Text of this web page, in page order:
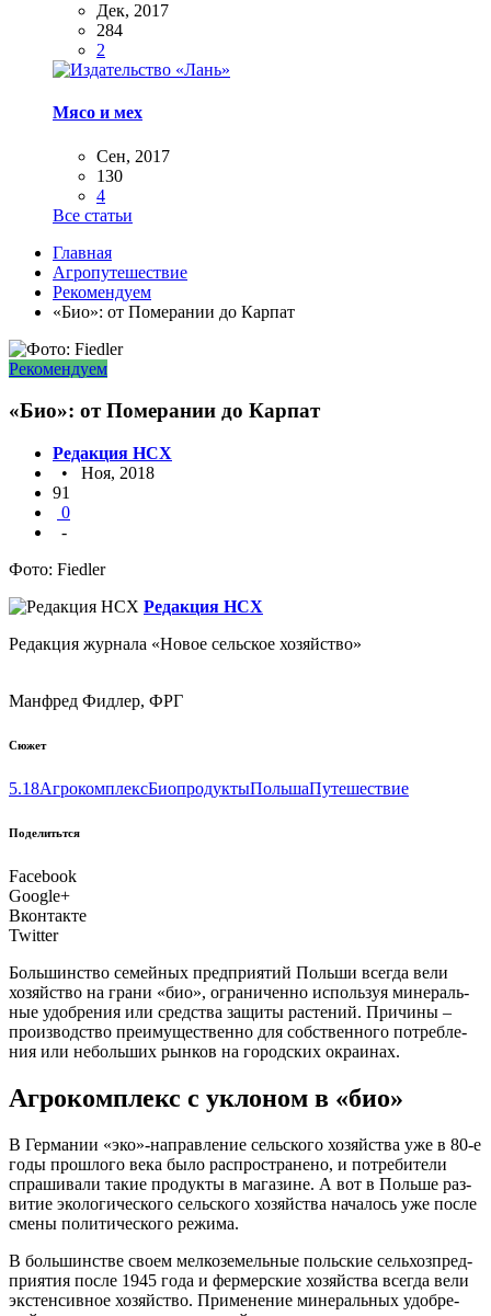
Дек, 2017
284
2
Мясо и мех
Сен, 2017
130
4
Все статьи
Главная
Агропутешествие
Рекомендуем
«Био»: от Померании до Карпат
Рекомендуем
«Био»: от Померании до Карпат
Редакция НСХ
• Ноя, 2018
91
0
-
Фото: Fiedler
Редакция НСХ
Редакция журнала «Новое сельское хозяйство»
Манфред Фидлер, ФРГ
Сюжет
5.18АгрокомплексБиопродуктыПольшаПутешествие
Поделитьтся
Facebook
Google+
Вконтакте
Twitter
Боль­шин­ство семей­ных пред­при­я­тий Поль­ши все­гда вели
хозяй­ство на гра­ни «био», огра­ни­чен­но исполь­зуя мине­раль­
ные удоб­ре­ния или сред­ства защи­ты рас­те­ний. При­чи­ны –
про­из­вод­ство пре­иму­ще­ствен­но для соб­ствен­но­го потреб­ле­
ния или неболь­ших рын­ков на город­ских окраинах.
Агрокомплекс с уклоном в «био»
В Гер­ма­нии «эко»-направление сель­ско­го хозяй­ства уже в 80‑е
годы про­шло­го века было рас­про­стра­не­но, и потре­би­те­ли
спра­ши­ва­ли такие про­дук­ты в мага­зине. А вот в Поль­ше раз­
ви­тие эко­ло­ги­че­ско­го сель­ско­го хозяй­ства нача­лось уже после
сме­ны поли­ти­че­ско­го режима.
В боль­шин­стве сво­ем мел­ко­зе­мель­ные поль­ские сель­хоз­пред­
при­я­тия после 1945 года и фер­мер­ские хозяй­ства все­гда вели
экс­тен­сив­ное хозяй­ство. При­ме­не­ние мине­раль­ных удоб­ре­